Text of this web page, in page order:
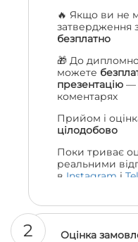
🔥 Якщо ви не
затвердження
безплатно
🎁 До
можете
презентацію —
коментарях
Прийом і
цілодобово
Поки триває
реальними
в Instagram і
2
Оцінка